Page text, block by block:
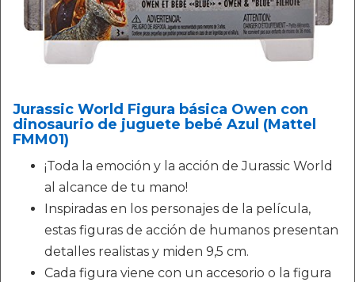
Jurassic World Figura básica Owen con
dinosaurio de juguete bebé Azul (Mattel
FMM01)
¡Toda la emoción y la acción de Jurassic World
al alcance de tu mano! ​
Inspiradas en los personajes de la película,
estas figuras de acción de humanos presentan
detalles realistas y miden 9,5 cm. ​
Cada figura viene con un accesorio o la figura